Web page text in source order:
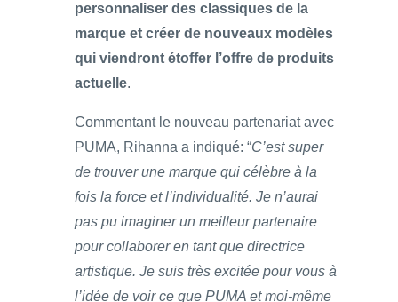
personnaliser des classiques de la
marque et créer de nouveaux modèles
qui viendront étoffer l’offre de produits
actuelle.
Commentant le nouveau partenariat avec
PUMA, Rihanna a indiqué: “C’est super
de trouver une marque qui célèbre à la
fois la force et l’individualité. Je n’aurai
pas pu imaginer un meilleur partenaire
pour collaborer en tant que directrice
artistique. Je suis très excitée pour vous à
l’idée de voir ce que PUMA et moi-même